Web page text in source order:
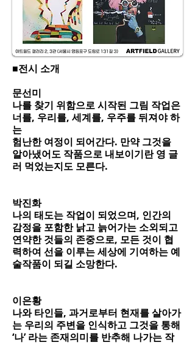
■전시 소개
문선미
나를 찾기 위함으로 시작된 그림 작업은
너를, 우리를, 세계를, 우주를 뒤져야 하
는
험난한 여정이 되어간다. 만약 그것을
알아냈어도 작품으로 내보이기란 영 글
러 먹었는지도 모른다.
박진화
나의 태도는 작업이 되었으며, 인간의
감정을 포함한 낡고 늙어가는 소외되고
연약한 것들의 존중으로, 모든 것이 협
력하여 선을 이루는 세상에 기여하는 예
술작품이 되길 소망한다.
이은황
나와 타인들, 과거로부터 현재를 살아가
는 우리의 주변을 인식하고 그것을 통해
‘나’ 라는 존재의미를 반추해 나가는 작